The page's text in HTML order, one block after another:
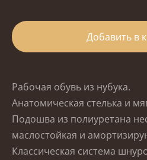
Добавить в
Рабочая обувь из нубука.
Анатомическая стелька и
Подошва из полиуретана
маслостойкая и
Классическая система